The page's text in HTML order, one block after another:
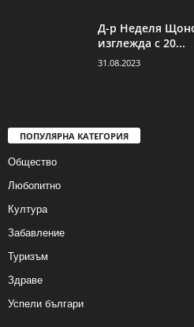
Д-р Неделя
изглежда с 20...
31.08.2023
ПОПУЛЯРНА КАТЕГОРИЯ
Общество
Любопитно
Култура
Забавление
Туризъм
Здраве
Успели българи